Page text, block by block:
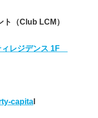
ト（Club LCM）
ィレジデンス 1F
capita